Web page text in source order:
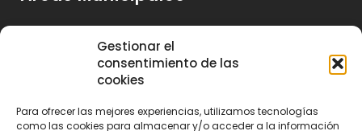
Gestionar el
consentimiento de las
cookies
Para ofrecer las mejores experiencias, utilizamos tecnologías
como las cookies para almacenar y/o acceder a la información
Urbanismo y Vivienda
Medio Ambiente y Sanidad